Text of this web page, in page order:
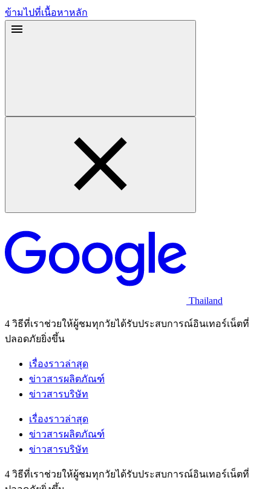
ข้ามไปที่เนื้อหาหลัก
Thailand
4 วิธีที่เราช่วยให้ผู้ชมทุกวัยได้รับประสบการณ์อินเทอร์เน็ตที่
ปลอดภัยยิ่งขึ้น
เรื่องราวล่าสุด
ข่าวสารผลิตภัณฑ์
ข่าวสารบริษัท
เรื่องราวล่าสุด
ข่าวสารผลิตภัณฑ์
ข่าวสารบริษัท
4 วิธีที่เราช่วยให้ผู้ชมทุกวัยได้รับประสบการณ์อินเทอร์เน็ตที่